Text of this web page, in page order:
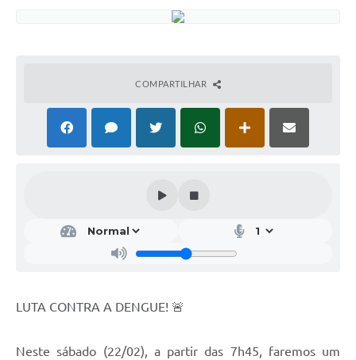
COMPARTILHAR
LUTA CONTRA A DENGUE! 🚨
Neste sábado (22/02), a partir das 7h45, faremos um